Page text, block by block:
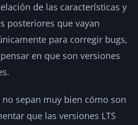
de las características y
posteriores que vayan
para corregir bugs,
en que son versiones
sepan muy bien cómo son
que las versiones LTS